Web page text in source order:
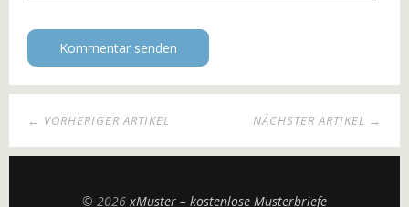
NÄCHSTER ARTIKEL →
← VORHERIGER ARTIKEL
© 2026xMuster – kostenlose Musterbriefe